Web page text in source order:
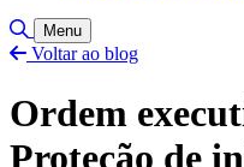
Alternar pesquisa
Menu
Voltar ao blog
Ordem
Proteção de